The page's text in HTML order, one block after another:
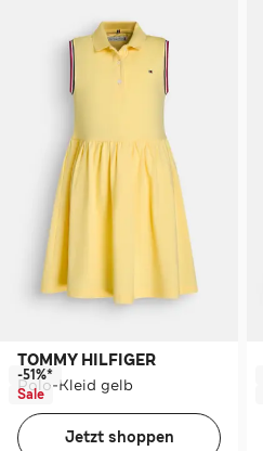
TOMMY HILFIGER
Polo-Kleid gelb
-51%*
Sale
Jetzt shoppen